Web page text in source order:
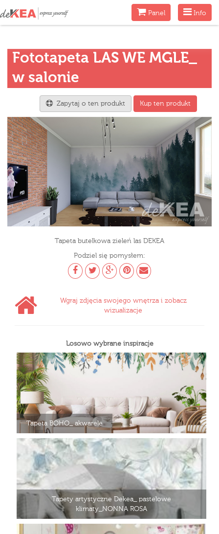
Menu
Info
MenuPanel
Fototapeta LAS WE MGLE_
w salonie
Zapytaj o ten produkt Kup ten produkt
Tapeta butelkowa zieleń las DEKEA
Podziel się pomysłem:
Wgraj zdjęcia swojego wnętrza i zobacz
wizualizacje
Losowo wybrane inspiracje
Tapeta BOHO_ akwarele
Tapety artystyczne Dekea_ pastelowe
klimaty_NONNA ROSA